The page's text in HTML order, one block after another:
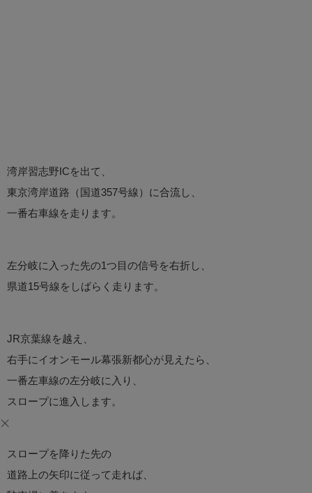
湾岸習志野ICを出て、
東京湾岸道路（国道357号線）に合流し、
一番右車線を走ります。
左分岐に入った先の1つ目の信号を右折し、
県道15号線をしばらく走ります。
JR京葉線を越え、
右手にイオンモール幕張新都心が見えたら、
一番左車線の左分岐に入り、
スロープに進入します。
スロープを降りた先の
道路上の矢印に従って走れば、